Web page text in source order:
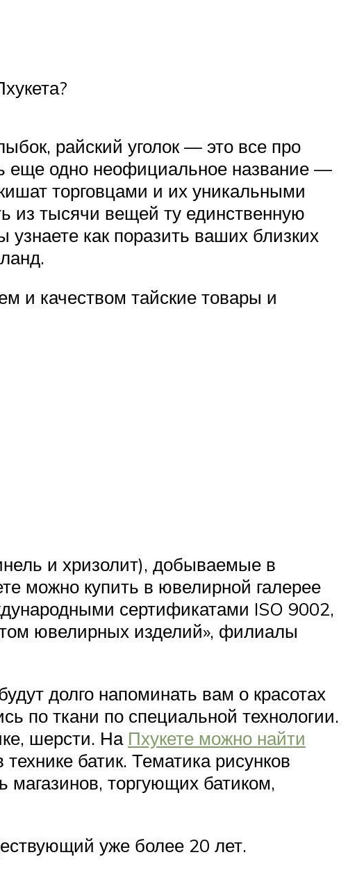
райский уголок — это все про
еще одно неофициальное название —
торговцами и их уникальными
из тысячи вещей ту единственную
узнаете как поразить ваших близких
и качеством тайские товары и
и хризолит), добываемые в
можно купить в ювелирной галерее
сертификатами ISO 9002,
ювелирных изделий», филиалы
долго напоминать вам о красотах
по ткани по специальной технологии.
шерсти. На Пхукете можно найти
батик. Тематика рисунков
торгующих батиком,
уже более 20 лет.